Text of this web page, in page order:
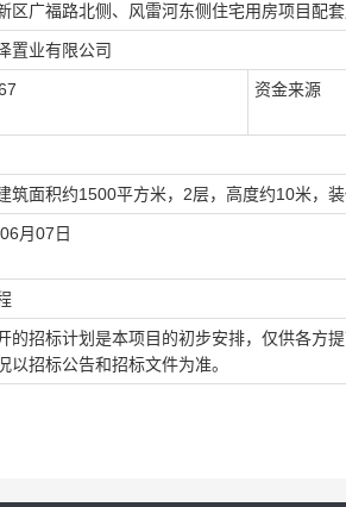
区广福路北侧、风雷河东侧住宅用房项目配
置业有限公司
资金来源
筑面积约1500平方米，2层，高度约10米，
月07日
的招标计划是本项目的初步安排，仅供各方
以招标公告和招标文件为准。